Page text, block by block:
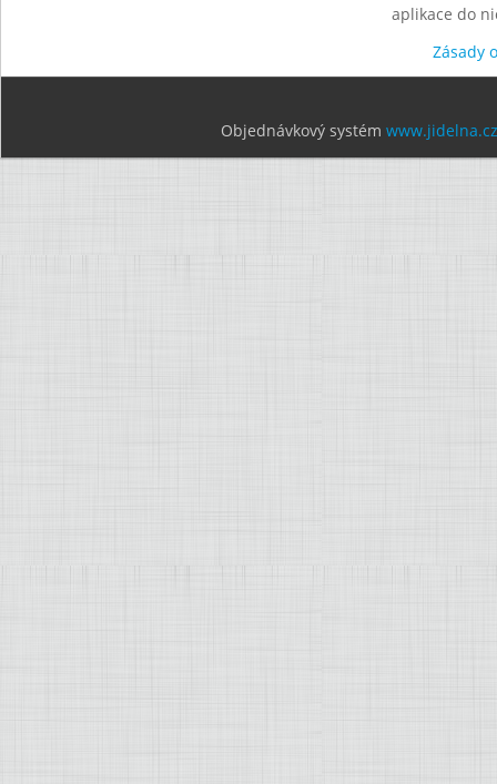
aplikace do
Zásady
Objednávkový systém www.jidelna.cz